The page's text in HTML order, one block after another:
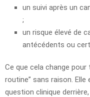
un suivi après un
;
un risque élevé de
antécédents ou
Ce que cela change
routine” sans raison. Elle
question clinique